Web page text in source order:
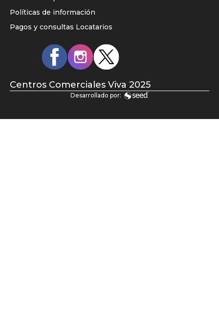
principal
Políticas de información
Pagos y consultas Locatarios
Redes
sociales
Centros Comerciales Viva 2025
Desarrollado por: